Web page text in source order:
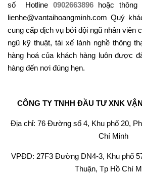
số Hotline 0902663896
hoặc
lienhe@vantaihoangminh.com Quý
cung cấp dịch vụ bởi đội ngũ nhân viên
ngũ kỹ thuật, tài xế lành nghề thông
hàng hoá của khách hàng luôn được
hàng đến nơi đúng hẹn.
CÔNG TY TNHH ĐẦU TƯ XNK
Địa chỉ: 76 Đường số 4, Khu phố 20,
Chí Minh
VPĐD: 27F3 Đường DN4-3, Khu phố
Thuận, Tp Hồ Chí